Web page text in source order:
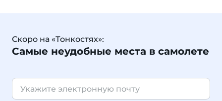
Скоро на «Тонкостях»:
Самые неудобные места в самолете